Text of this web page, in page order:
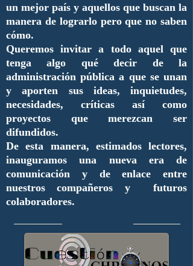
un mejor país y aquellos que buscan la
manera de lograrlo pero que no saben
cómo.
Queremos invitar a todo aquel que
tenga algo qué decir de la
administración pública a que se unan
y aporten sus ideas, inquietudes,
necesidades, críticas así como
proyectos que merezcan ser
difundidos.
De esta manera, estimados lectores,
inauguramos una nueva era de
comunicación y de enlace entre
nuestros compañeros y futuros
colaboradores.